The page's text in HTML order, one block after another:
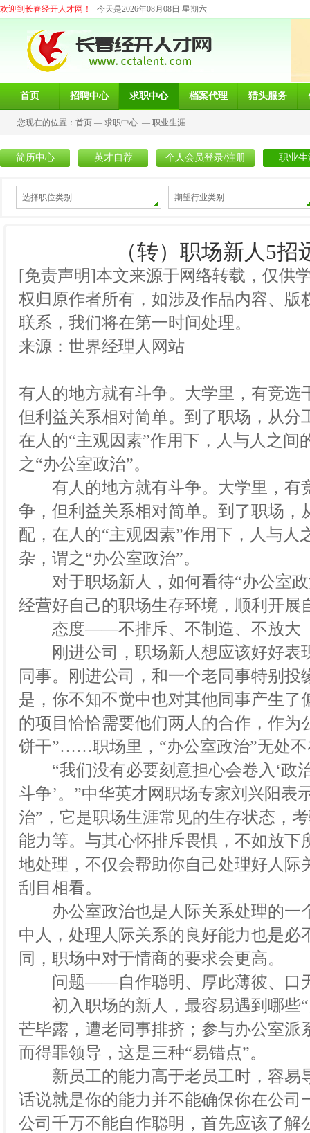
欢迎到长春经开人才网！ 今天是2026年08月08日 星期六
首页 招聘中心 求职中心 档案代理 猎头服务
您现在的位置： 首页 — 求职中心 — 职业生涯
简历中心 英才自荐 个人会员登录/注册 职业生
选择职位类别 期望行业类别
（转）职场新人5
[免责声明]本文来源于网络转载，仅供
权归原作者所有，如涉及作品内容、版
联系，我们将在第一时间处理。
来源：世界经理人网站
有人的地方就有斗争。大学里，有竞
但利益关系相对简单。到了职场，从
在人的“主观因素”作用下，人与人之
之“办公室政治”。
有人的地方就有斗争。大学里，有
争，但利益关系相对简单。到了职场
配，在人的“主观因素”作用下，人与
杂，谓之“办公室政治”。
对于职场新人，如何看待“办公室政
经营好自己的职场生存环境，顺利开展
态度——不排斥、不制造、不放大
刚进公司，职场新人想应该好好表
同事。刚进公司，和一个老同事特别
是，你不知不觉中也对其他同事产生
的项目恰恰需要他们两人的合作，作为
饼干”……职场里，“办公室政治”无处不
“我们没有必要刻意担心会卷入‘政
斗争’。”中华英才网职场专家刘兴阳表
治”，它是职场生涯常见的生存状态，
能力等。与其心怀排斥畏惧，不如放
地处理，不仅会帮助你自己处理好人
刮目相看。
办公室政治也是人际关系处理的一
中人，处理人际关系的良好能力也是
同，职场中对于情商的要求会更高。
问题——自作聪明、厚此薄彼、口
初入职场的新人，最容易遇到哪些“
芒毕露，遭老同事排挤；参与办公室
而得罪领导，这是三种“易错点”。
新员工的能力高于老员工时，容易
话说就是你的能力并不能确保你在公司
公司千万不能自作聪明，首先应该了解